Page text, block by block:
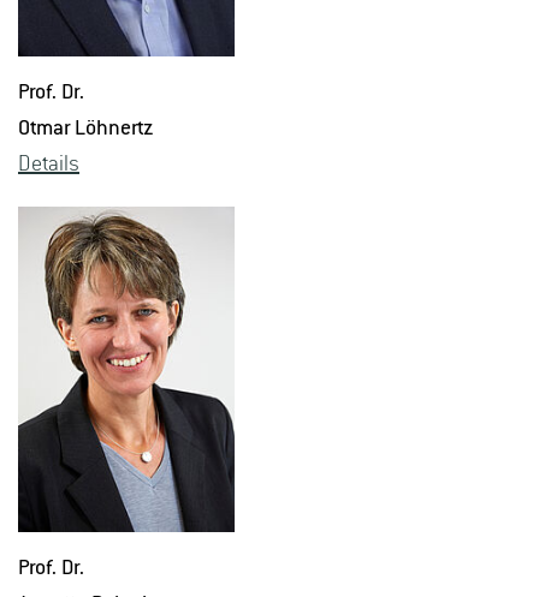
Prof. Dr.
Otmar Löh­nertz
De­tails
Prof. Dr.